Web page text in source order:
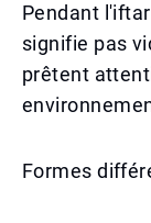
Pendant
signifie pas
prêtent
Formes